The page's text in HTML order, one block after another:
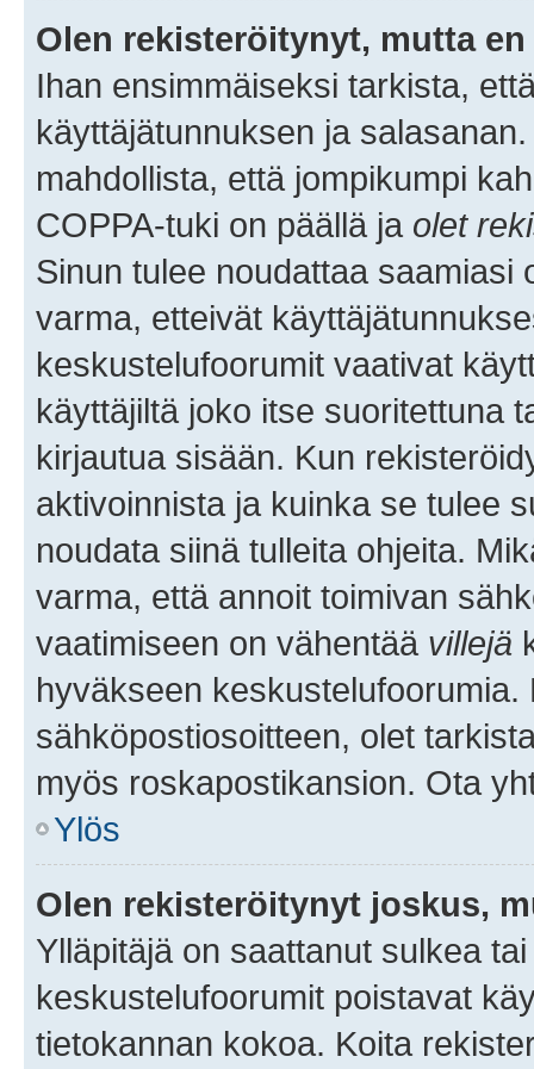
Olen rekisteröitynyt, mutta
Ihan ensimmäiseksi tarkista,
käyttäjätunnuksen ja
mahdollista, että jompikumpi
COPPA-tuki on päällä ja olet
Sinun tulee noudattaa saamiasi
varma, etteivät
keskustelufoorumit vaativat
käyttäjiltä joko itse suoritettuna
kirjautua sisään. Kun
aktivoinnista ja kuinka se tulee
noudata siinä tulleita ohjeita.
varma, että annoit toimivan
vaatimiseen on vähentää villejä
hyväkseen
sähköpostiosoitteen, olet
myös roskapostikansion. Ota
Ylös
Olen rekisteröitynyt joskus,
Ylläpitäjä on saattanut sulkea
keskustelufoorumit poistavat
tietokannan kokoa. Koita